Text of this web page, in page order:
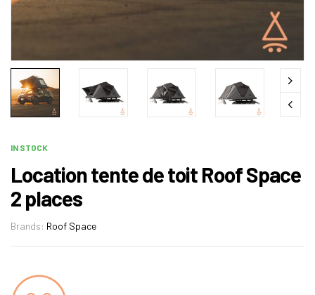
IN STOCK
Location tente de toit Roof Space
2 places
Brands: Roof Space